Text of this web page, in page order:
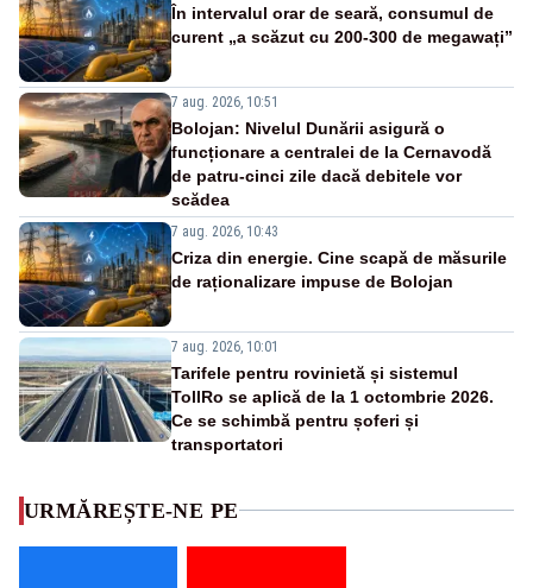
În intervalul orar de seară, consumul de
curent „a scăzut cu 200-300 de megawați”
7 aug. 2026, 10:51
Bolojan: Nivelul Dunării asigură o
funcționare a centralei de la Cernavodă
de patru-cinci zile dacă debitele vor
scădea
7 aug. 2026, 10:43
Criza din energie. Cine scapă de măsurile
de raționalizare impuse de Bolojan
7 aug. 2026, 10:01
Tarifele pentru rovinietă și sistemul
TollRo se aplică de la 1 octombrie 2026.
Ce se schimbă pentru șoferi și
transportatori
URMĂREȘTE-NE PE